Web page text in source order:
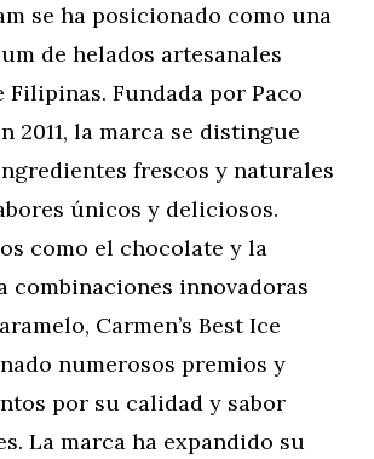
se ha posicionado como una
de helados artesanales
Fundada por Paco
2011, la marca se distingue
frescos y naturales
únicos y deliciosos.
como el chocolate y la
combinaciones innovadoras
Carmen’s Best Ice
numerosos premios y
por su calidad y sabor
La marca ha expandido su